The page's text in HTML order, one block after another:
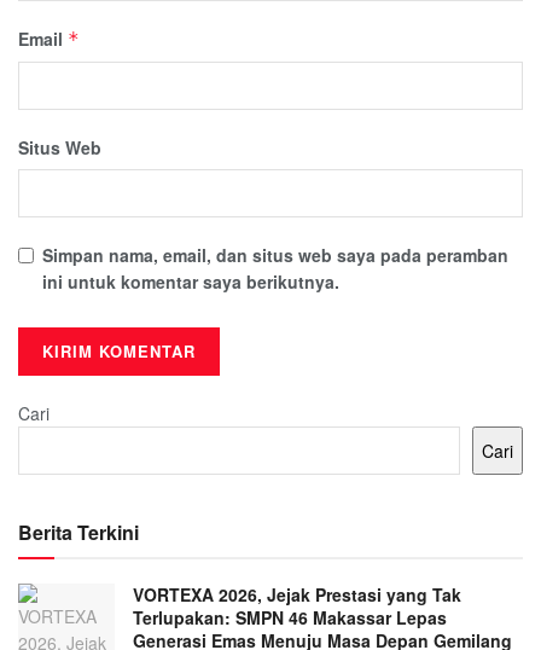
Email *
Situs Web
Simpan nama, email, dan situs web saya pada peramban
ini untuk komentar saya berikutnya.
Cari
Cari
Berita Terkini
VORTEXA 2026, Jejak Prestasi yang Tak
Terlupakan: SMPN 46 Makassar Lepas
Generasi Emas Menuju Masa Depan Gemilang